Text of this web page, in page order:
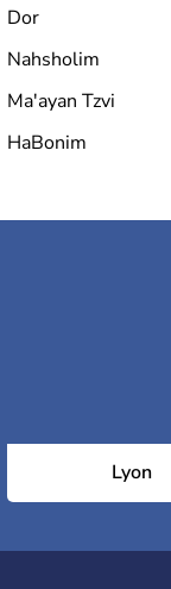
Dor
Nahsholim
Ma'ayan Tzvi
HaBonim
Lyon